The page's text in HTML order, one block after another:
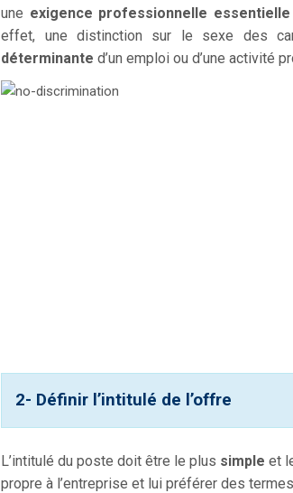
une exigence professionnelle
effet, une distinction sur le sexe des
déterminante d’un emploi ou d’une activité
2- Définir l’intitulé de l’offre
L’intitulé du poste doit être le plus simpleet
propre à l’entreprise et lui préférer des